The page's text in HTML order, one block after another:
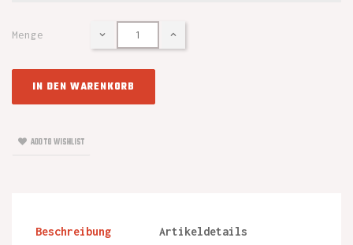
Menge
IN DEN WARENKORB
ADD TO WISHLIST
Beschreibung Artikeldetails